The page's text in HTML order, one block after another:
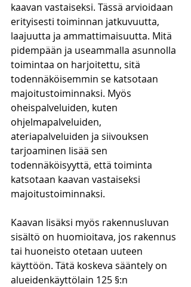
kaavan vastaiseksi. Tässä arvioidaan
erityisesti toiminnan jatkuvuutta,
laajuutta ja ammattimaisuutta. Mitä
pidempään ja useammalla asunnolla
toimintaa on harjoitettu, sitä
todennäköisemmin se katsotaan
majoitustoiminnaksi. Myös
oheispalveluiden, kuten
ohjelmapalveluiden,
ateriapalveluiden ja siivouksen
tarjoaminen lisää sen
todennäköisyyttä, että toiminta
katsotaan kaavan vastaiseksi
majoitustoiminnaksi.
Kaavan lisäksi myös rakennusluvan
sisältö on huomioitava, jos rakennus
tai huoneisto otetaan uuteen
käyttöön. Tätä koskeva sääntely on
alueidenkäyttölain 125 §:n